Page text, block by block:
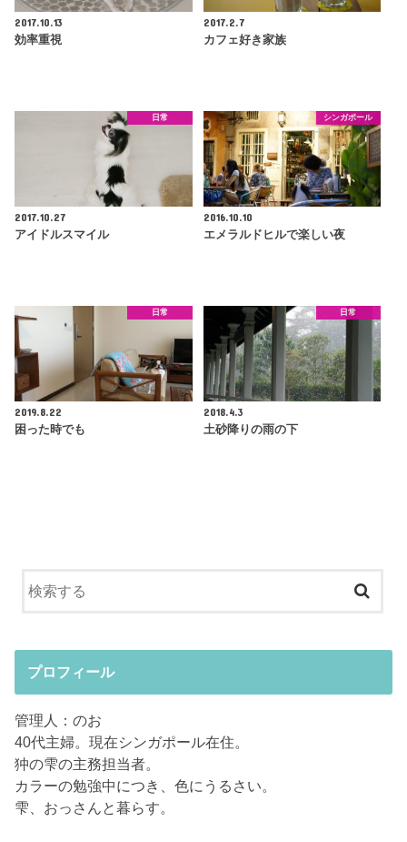
2017.10.13
効率重視
2017.2.7
カフェ好き家族
日常
2017.10.27
アイドルスマイル
シンガポール
2016.10.10
エメラルドヒルで楽しい夜
日常
2019.8.22
困った時でも
日常
2018.4.3
土砂降りの雨の下
プロフィール
管理人：のお
40代主婦。現在シンガポール在住。
狆の雫の主務担当者。
カラーの勉強中につき、色にうるさい。
雫、おっさんと暮らす。